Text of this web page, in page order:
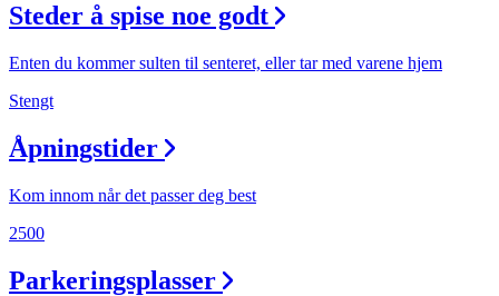
Steder å spise noe godt
Enten du kommer sulten til senteret, eller tar med varene hjem
Stengt
Åpningstider
Kom innom når det passer deg best
2500
Parkeringsplasser